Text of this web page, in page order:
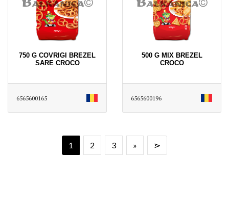
750 G COVRIGI BREZEL
SARE CROCO
6565600165
500 G MIX BREZEL
CROCO
6565600196
1 2 3 » ⋗